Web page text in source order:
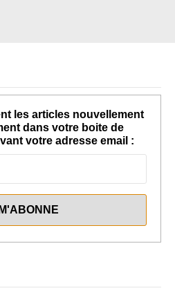
les articles nouvellement
dans votre boite de
votre adresse email :